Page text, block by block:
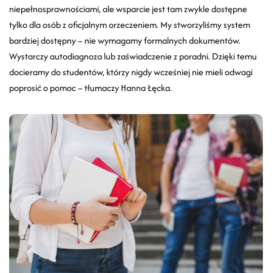
niepełnosprawnościami, ale wsparcie jest tam zwykle dostępne
tylko dla osób z oficjalnym orzeczeniem. My stworzyliśmy system
bardziej dostępny – nie wymagamy formalnych dokumentów.
Wystarczy autodiagnoza lub zaświadczenie z poradni. Dzięki temu
docieramy do studentów, którzy nigdy wcześniej nie mieli odwagi
poprosić o pomoc – tłumaczy Hanna Łęcka.